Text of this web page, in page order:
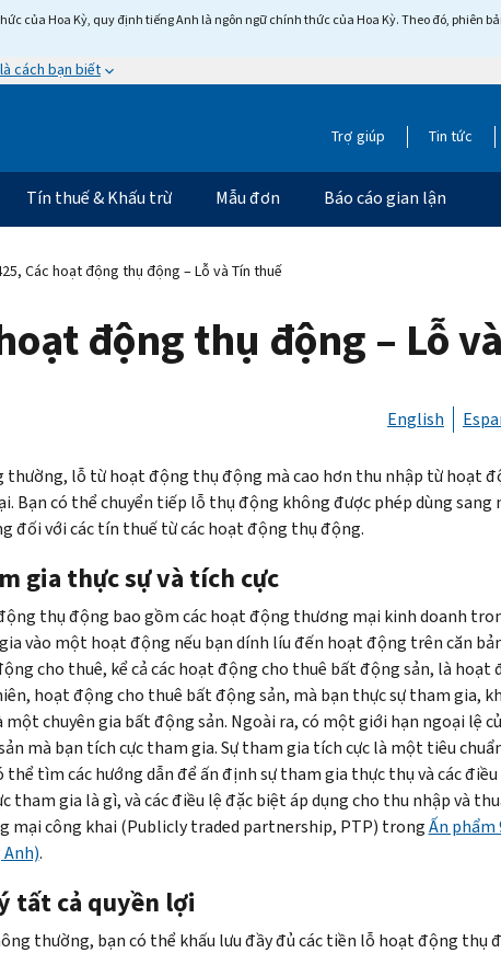
của Hoa Kỳ, quy định tiếng Anh là ngôn ngữ chính thức của Hoa Kỳ. Theo đó, phiên
cách bạn biết
Trợ giúp Tin tức
Tín thuế & Khấu trừ Mẫu đơn Báo cáo gian lận
Các hoạt động thụ động – Lỗ và Tín thuế
động thụ động – Lỗ
English
thường, lỗ từ hoạt động thụ động mà cao hơn thu nhập từ hoạt
Bạn có thể chuyển tiếp lỗ thụ động không được phép dùng
đối với các tín thuế từ các hoạt động thụ động.
gia thực sự và tích cực
thụ động bao gồm các hoạt động thương mại kinh doanh
vào một hoạt động nếu bạn dính líu đến hoạt động trên căn
cho thuê, kể cả các hoạt động cho thuê bất động sản, là hoạt
hoạt động cho thuê bất động sản, mà bạn thực sự tham gia,
một chuyên gia bất động sản. Ngoài ra, có một giới hạn ngoại lệ
mà bạn tích cực tham gia. Sự tham gia tích cực là một tiêu
thể tìm các hướng dẫn để ấn định sự tham gia thực thụ và các
tham gia là gì, và các điều lệ đặc biệt áp dụng cho thu nhập và
mại công khai (Publicly traded partnership, PTP) trongẤn phẩm
.
tất cả quyền lợi
thường, bạn có thể khấu lưu đầy đủ các tiền lỗ hoạt động thụ